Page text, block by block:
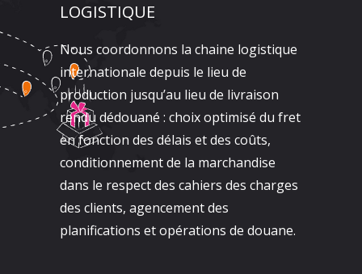
LOGISTIQUE
Nous coordonnons la chaine logistique
internationale depuis le lieu de
production jusqu’au lieu de livraison
rendu dédouané : choix optimisé du fret
en fonction des délais et des coûts,
conditionnement de la marchandise
dans le respect des cahiers des charges
des clients, agencement des
planifications et opérations de douane.